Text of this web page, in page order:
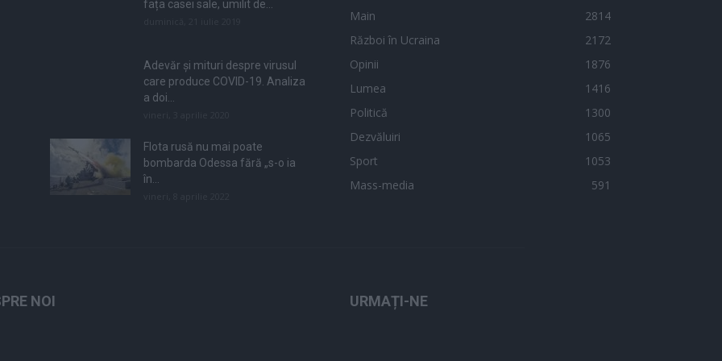
fața casei sale, umilit de...
Adevăr și mituri despre virusul
care produce COVID-19. Analiza
a doi...
Flota rusă nu mai poate
bombarda Odessa fără „s-o ia
în...
Main
2814
Război în Ucraina
2172
Opinii
1876
Lumea
1416
Politică
1300
Dezvăluiri
1065
Sport
1053
Mass-media
591
NOI URMAȚI-NE